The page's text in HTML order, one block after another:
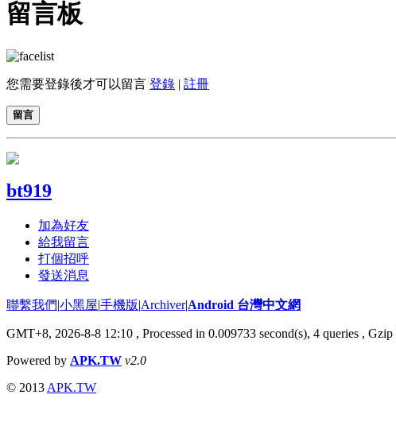
留言板
您需要登錄後才可以留言 登錄 | 註冊
留言
bt919
加為好友
給我留言
打個招呼
發送消息
聯繫我們|小黑屋|手機版|Archiver|Android 台灣中文網
GMT+8, 2026-8-8 12:10 , Processed in 0.009733 second(s), 4 queries ,
Powered by APK.TW v2.0
© 2013 APK.TW